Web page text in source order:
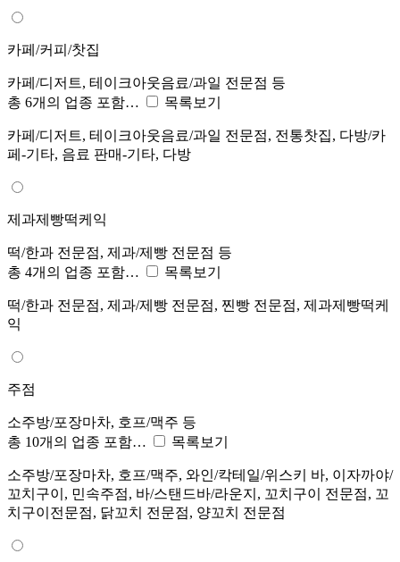
카페/커피/찻집
카페/디저트, 테이크아웃음료/과일 전문점 등
총 6개의 업종 포함…
목록보기
카페/디저트, 테이크아웃음료/과일 전문점, 전통찻집, 다방/카
페-기타, 음료 판매-기타, 다방
제과제빵떡케익
떡/한과 전문점, 제과/제빵 전문점 등
총 4개의 업종 포함…
목록보기
떡/한과 전문점, 제과/제빵 전문점, 찐빵 전문점, 제과제빵떡케
익
주점
소주방/포장마차, 호프/맥주 등
총 10개의 업종 포함…
목록보기
소주방/포장마차, 호프/맥주, 와인/칵테일/위스키 바, 이자까야/
꼬치구이, 민속주점, 바/스탠드바/라운지, 꼬치구이 전문점, 꼬
치구이전문점, 닭꼬치 전문점, 양꼬치 전문점